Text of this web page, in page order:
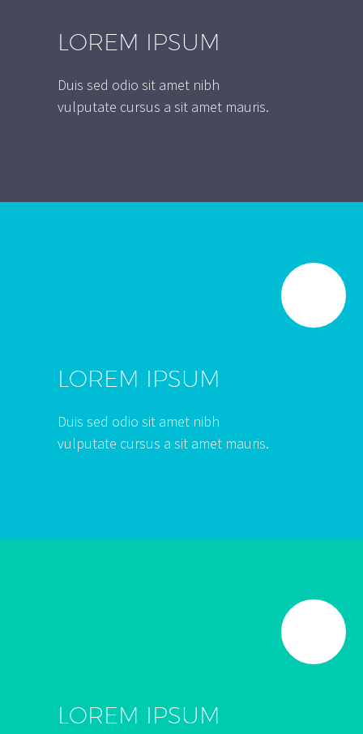
LOREM IPSUM
Duis sed odio sit amet nibh
vulputate cursus a sit amet mauris.
LOREM IPSUM
Duis sed odio sit amet nibh
vulputate cursus a sit amet mauris.
LOREM IPSUM